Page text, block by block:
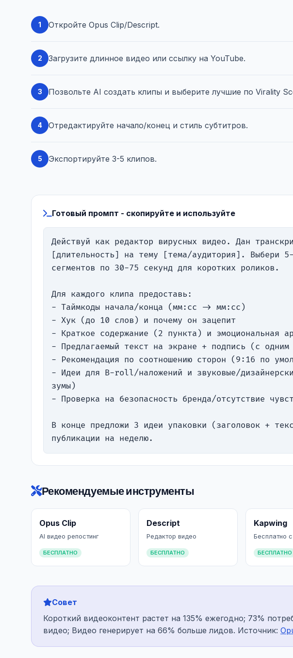
1 Откройте Opus Clip/Descript.
2 Загрузите длинное видео или ссылку на YouTube.
3 Позвольте AI создать клипы и выберите лучшие по Virality
4 Отредактируйте начало/конец и стиль субтитров.
5 Экспортируйте 3-5 клипов.
Готовый промпт - скопируйте и используйте
Действуй как редактор вирусных видео. Дан
[длительность] на тему [тема/аудитория]. Выбери
сегментов по 30-75 секунд для коротких роликов.
Для каждого клипа предоставь:
- Таймкоды начала/конца (мм:сс -> мм:сс)
- Хук (до 10 слов) и почему он зацепит
- Краткое содержание (2 пункта) и эмоциональная
- Предлагаемый текст на экране + подпись (с одним
- Рекомендация по соотношению сторон (9:16 по
- Идеи для B-roll/наложений и звуковые/
зумы)
- Проверка на безопасность бренда/отсутствие
В конце предложи 3 идеи упаковки (заголовок +
публикации на неделю.
Рекомендуемые инструменты
Opus Clip
AI видео репостинг
БЕСПЛАТНО
Descript
Редактор видео
БЕСПЛАТНО
Kapwing
Бесплатно
БЕСПЛАТНО
Совет
Короткий видеоконтент растет на 135% ежегодно; 73%
видео; Видео генерирует на 66% больше лидов. Источник: